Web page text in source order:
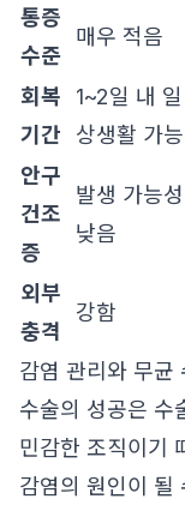
통증
수준
매우 적음
회복
기간
1~2일 내 일
상생활 가능
안구
건조
증
발생 가능성
낮음
외부
충격
강함
감염 관리와 무균
수술의 성공은 수
민감한 조직이기
감염의 원인이 될